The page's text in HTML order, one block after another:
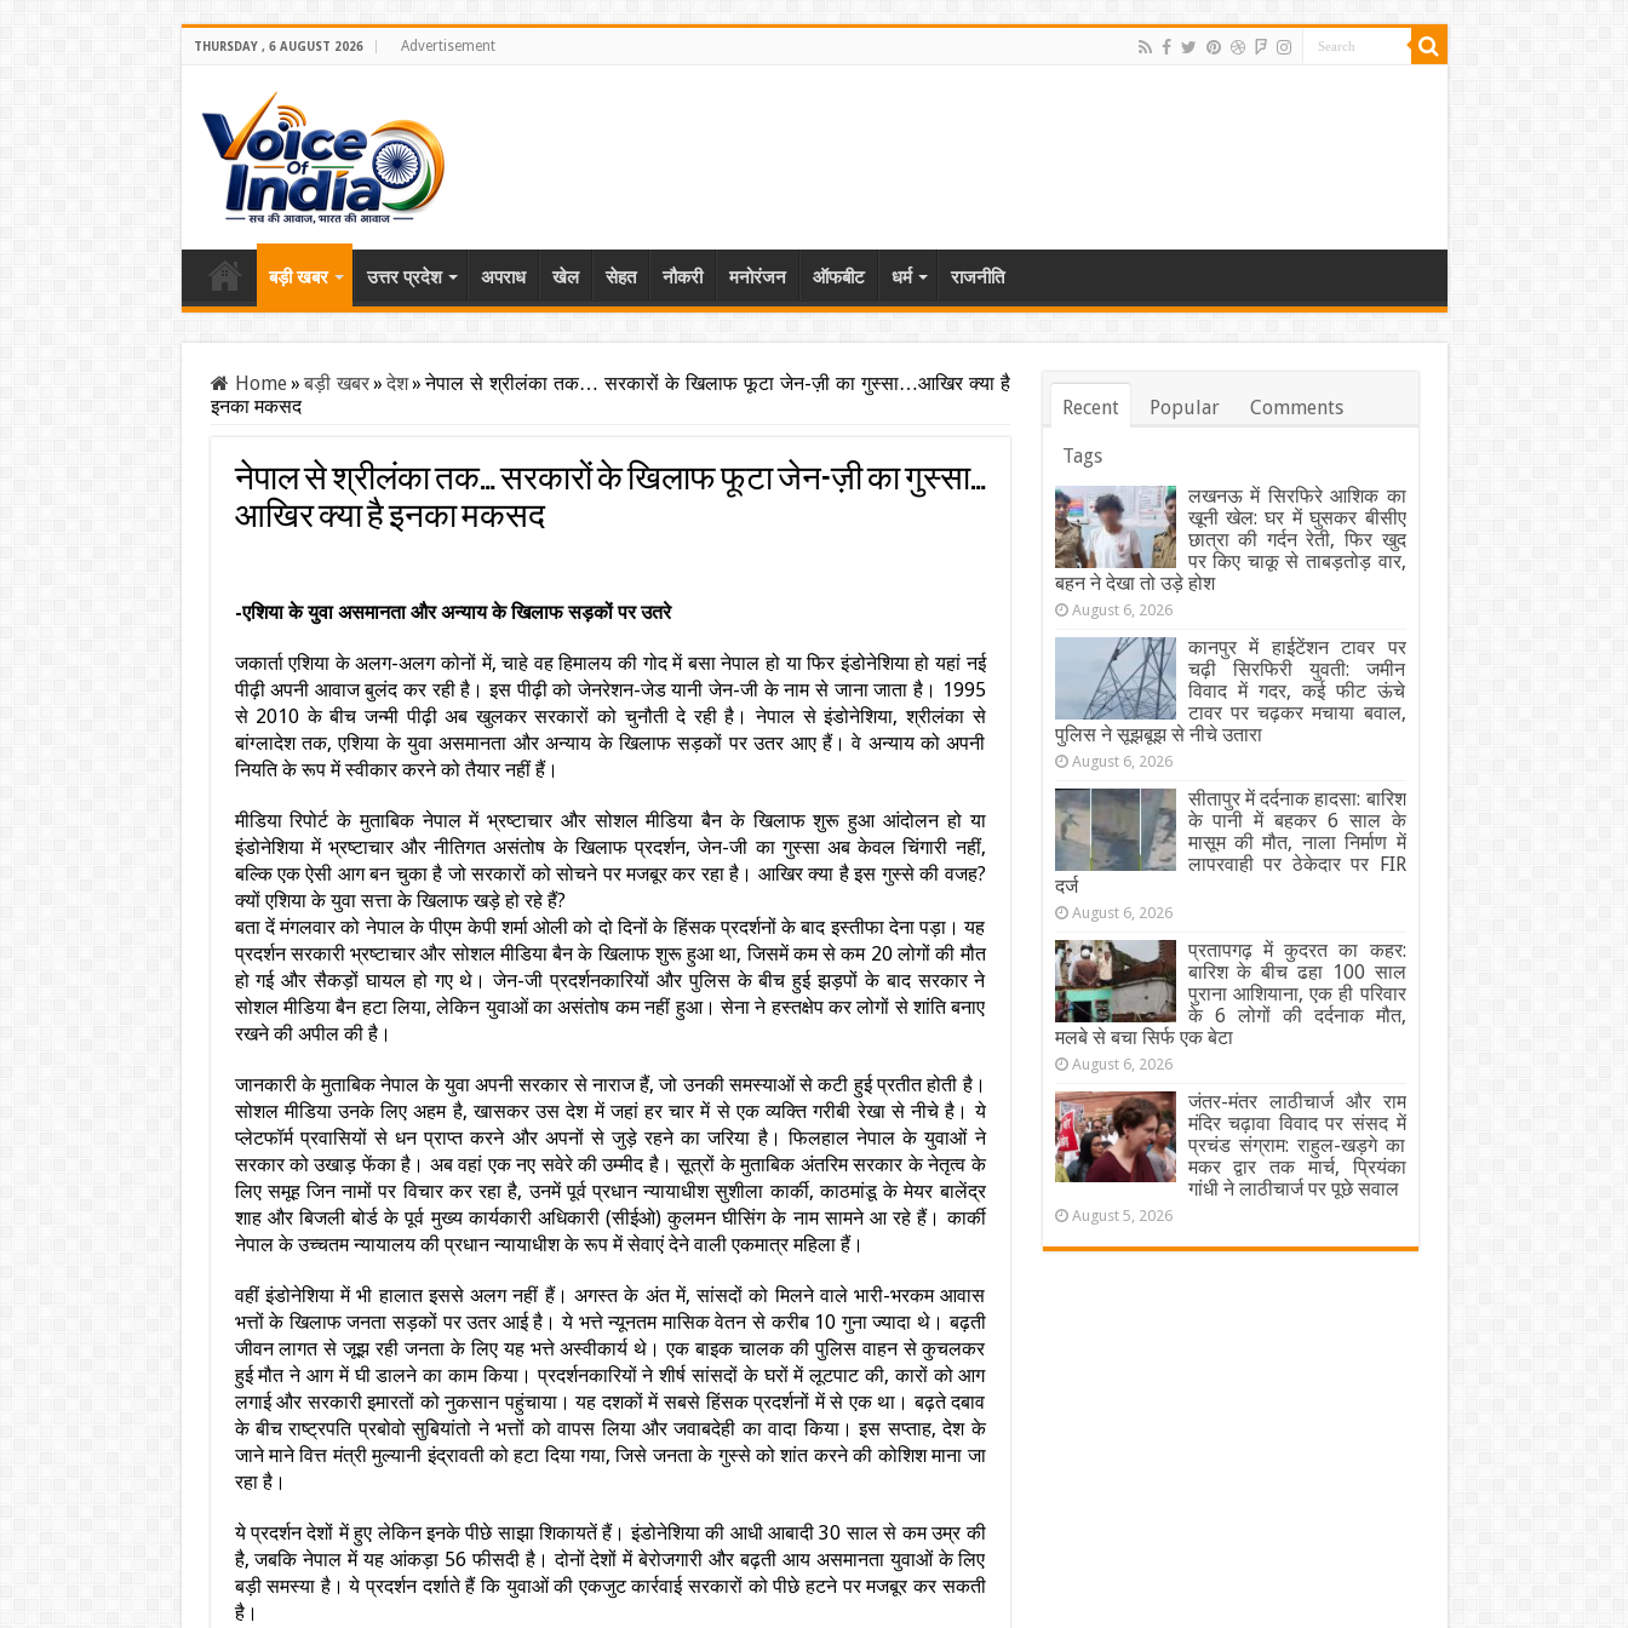
THURSDAY , 6 AUGUST 2026 Advertisement
बड़ी खबर उत्तर प्रदेश अपराध खेल सेहत नौकरी मनोरंजन ऑफबीट धर्म राजनीति
Home»बड़ी खबर»देश»नेपाल से श्रीलंका तक… सरकारों के खिलाफ फूटा जेन-ज़ी का गुस्सा…आखिर क्या है
इनका मकसद
नेपाल से श्रीलंका तक… सरकारों के खिलाफ फूटा जेन-ज़ी का गुस्सा…
आखिर क्या है इनका मकसद
-एशिया के युवा असमानता और अन्याय के खिलाफ सड़कों पर उतरे
जकार्ता एशिया के अलग-अलग कोनों में, चाहे वह हिमालय की गोद में बसा नेपाल हो या फिर इंडोनेशिया हो यहां नई
पीढ़ी अपनी आवाज बुलंद कर रही है। इस पीढ़ी को जेनरेशन-जेड यानी जेन-जी के नाम से जाना जाता है। 1995
से 2010 के बीच जन्मी पीढ़ी अब खुलकर सरकारों को चुनौती दे रही है। नेपाल से इंडोनेशिया, श्रीलंका से
बांग्लादेश तक, एशिया के युवा असमानता और अन्याय के खिलाफ सड़कों पर उतर आए हैं। वे अन्याय को अपनी
नियति के रूप में स्वीकार करने को तैयार नहीं हैं।
मीडिया रिपोर्ट के मुताबिक नेपाल में भ्रष्टाचार और सोशल मीडिया बैन के खिलाफ शुरू हुआ आंदोलन हो या
इंडोनेशिया में भ्रष्टाचार और नीतिगत असंतोष के खिलाफ प्रदर्शन, जेन-जी का गुस्सा अब केवल चिंगारी नहीं,
बल्कि एक ऐसी आग बन चुका है जो सरकारों को सोचने पर मजबूर कर रहा है। आखिर क्या है इस गुस्से की वजह?
क्यों एशिया के युवा सत्ता के खिलाफ खड़े हो रहे हैं?
बता दें मंगलवार को नेपाल के पीएम केपी शर्मा ओली को दो दिनों के हिंसक प्रदर्शनों के बाद इस्तीफा देना पड़ा। यह
प्रदर्शन सरकारी भ्रष्टाचार और सोशल मीडिया बैन के खिलाफ शुरू हुआ था, जिसमें कम से कम 20 लोगों की मौत
हो गई और सैकड़ों घायल हो गए थे। जेन-जी प्रदर्शनकारियों और पुलिस के बीच हुई झड़पों के बाद सरकार ने
सोशल मीडिया बैन हटा लिया, लेकिन युवाओं का असंतोष कम नहीं हुआ। सेना ने हस्तक्षेप कर लोगों से शांति बनाए
रखने की अपील की है।
जानकारी के मुताबिक नेपाल के युवा अपनी सरकार से नाराज हैं, जो उनकी समस्याओं से कटी हुई प्रतीत होती है।
सोशल मीडिया उनके लिए अहम है, खासकर उस देश में जहां हर चार में से एक व्यक्ति गरीबी रेखा से नीचे है। ये
प्लेटफॉर्म प्रवासियों से धन प्राप्त करने और अपनों से जुड़े रहने का जरिया है। फिलहाल नेपाल के युवाओं ने
सरकार को उखाड़ फेंका है। अब वहां एक नए सवेरे की उम्मीद है। सूत्रों के मुताबिक अंतरिम सरकार के नेतृत्व के
लिए समूह जिन नामों पर विचार कर रहा है, उनमें पूर्व प्रधान न्यायाधीश सुशीला कार्की, काठमांडू के मेयर बालेंद्र
शाह और बिजली बोर्ड के पूर्व मुख्य कार्यकारी अधिकारी (सीईओ) कुलमन घीसिंग के नाम सामने आ रहे हैं। कार्की
नेपाल के उच्चतम न्यायालय की प्रधान न्यायाधीश के रूप में सेवाएं देने वाली एकमात्र महिला हैं।
वहीं इंडोनेशिया में भी हालात इससे अलग नहीं हैं। अगस्त के अंत में, सांसदों को मिलने वाले भारी-भरकम आवास
भत्तों के खिलाफ जनता सड़कों पर उतर आई है। ये भत्ते न्यूनतम मासिक वेतन से करीब 10 गुना ज्यादा थे। बढ़ती
जीवन लागत से जूझ रही जनता के लिए यह भत्ते अस्वीकार्य थे। एक बाइक चालक की पुलिस वाहन से कुचलकर
हुई मौत ने आग में घी डालने का काम किया। प्रदर्शनकारियों ने शीर्ष सांसदों के घरों में लूटपाट की, कारों को आग
लगाई और सरकारी इमारतों को नुकसान पहुंचाया। यह दशकों में सबसे हिंसक प्रदर्शनों में से एक था। बढ़ते दबाव
के बीच राष्ट्रपति प्रबोवो सुबियांतो ने भत्तों को वापस लिया और जवाबदेही का वादा किया। इस सप्ताह, देश के
जाने माने वित्त मंत्री मुल्यानी इंद्रावती को हटा दिया गया, जिसे जनता के गुस्से को शांत करने की कोशिश माना जा
रहा है।
ये प्रदर्शन देशों में हुए लेकिन इनके पीछे साझा शिकायतें हैं। इंडोनेशिया की आधी आबादी 30 साल से कम उम्र की
है, जबकि नेपाल में यह आंकड़ा 56 फीसदी है। दोनों देशों में बेरोजगारी और बढ़ती आय असमानता युवाओं के लिए
बड़ी समस्या है। ये प्रदर्शन दर्शाते हैं कि युवाओं की एकजुट कार्रवाई सरकारों को पीछे हटने पर मजबूर कर सकती
है।
Recent Popular Comments
Tags
लखनऊ में सिरफिरे आशिक का
खूनी खेल: घर में घुसकर बीसीए
छात्रा की गर्दन रेती, फिर खुद
पर किए चाकू से ताबड़तोड़ वार,
बहन ने देखा तो उड़े होश
August 6, 2026
कानपुर में हाईटेंशन टावर पर
चढ़ी सिरफिरी युवती: जमीन
विवाद में गदर, कई फीट ऊंचे
टावर पर चढ़कर मचाया बवाल,
पुलिस ने सूझबूझ से नीचे उतारा
August 6, 2026
सीतापुर में दर्दनाक हादसा: बारिश
के पानी में बहकर 6 साल के
मासूम की मौत, नाला निर्माण में
लापरवाही पर ठेकेदार पर FIR
दर्ज
August 6, 2026
प्रतापगढ़ में कुदरत का कहर:
बारिश के बीच ढहा 100 साल
पुराना आशियाना, एक ही परिवार
के 6 लोगों की दर्दनाक मौत,
मलबे से बचा सिर्फ एक बेटा
August 6, 2026
जंतर-मंतर लाठीचार्ज और राम
मंदिर चढ़ावा विवाद पर संसद में
प्रचंड संग्राम: राहुल-खड़गे का
मकर द्वार तक मार्च, प्रियंका
गांधी ने लाठीचार्ज पर पूछे सवाल
August 5, 2026